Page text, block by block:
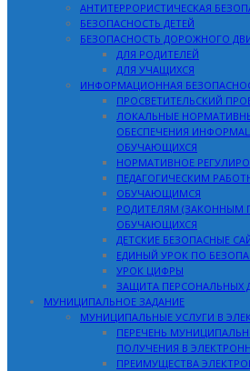
АНТИТЕРРОРИСТИЧЕСКАЯ
БЕЗОПАСНОСТЬ ДЕТЕЙ
БЕЗОПАСНОСТЬ ДОРОЖНОГО
ДЛЯ РОДИТЕЛЕЙ
ДЛЯ УЧАЩИХСЯ
ИНФОРМАЦИОННАЯ
ПРОСВЕТИТЕЛЬСКИЙ
ЛОКАЛЬНЫЕ
ОБЕСПЕЧЕНИЯ
ОБУЧАЮЩИХСЯ
НОРМАТИВНОЕ
ПЕДАГОГИЧЕСКИМ
ОБУЧАЮЩИМСЯ
РОДИТЕЛЯМ (ЗАКОННЫМ
ОБУЧАЮЩИХСЯ
ДЕТСКИЕ БЕЗОПАСНЫЕ
ЕДИНЫЙ УРОК ПО
УРОК ЦИФРЫ
ЗАЩИТА ПЕРСОНАЛЬНЫХ
МУНИЦИПАЛЬНОЕ ЗАДАНИЕ
МУНИЦИПАЛЬНЫЕ УСЛУГИ В
ПЕРЕЧЕНЬ
ПОЛУЧЕНИЯ В
ПРЕИМУЩЕСТВА